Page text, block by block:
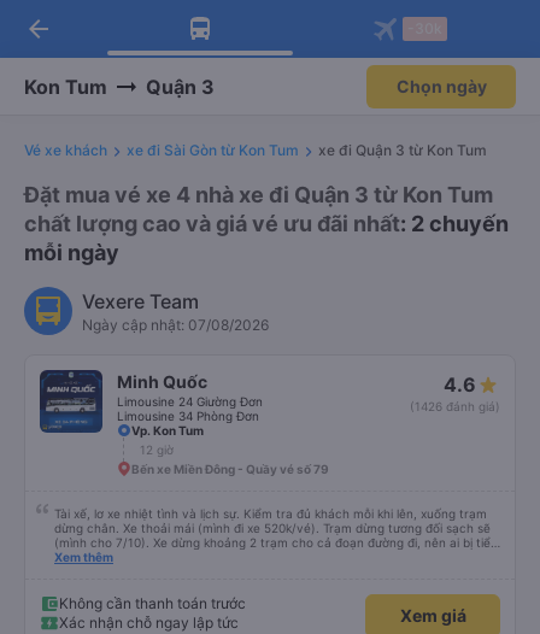
Tải app Vexere ngay!
Nhận ưu đãi thành viên độc
Mở app
Tải app Vexere
-30k/ghế khi đặt vé máy bay qua
Mở app
arrow_back
Kon Tum Quận 3 Chọn ngày
Vé xe khách xe đi Sài Gòn từ Kon Tum xe đi Quận 3 từ Kon Tum
Đặt mua vé xe 4 nhà xe đi Quận 3 từ Kon Tum
chất lượng cao và giá vé ưu đãi nhất: 2 chuyến
mỗi ngày
Vexere Team
Ngày cập nhật: 07/08/2026
Minh Quốc
Limousine 24 Giường Đơn
Limousine 34 Phòng Đơn
4.6
(1426 đánh giá)
Vp. Kon Tum
12 giờ
Bến xe Miền Đông - Quầy vé số 79
Tài xế, lơ xe nhiệt tình và lịch sự. Kiểm tra đủ khách mỗi khi lên, xuống trạm
dừng chân. Xe thoải mái (mình đi xe 520k/vé). Trạm dừng tương đối sạch sẽ
(mình cho 7/10). Xe dừng khoảng 2 trạm cho cả đoạn đường đi, nên ai bị tiểu
nhiều thì trước khi khởi hành ráng đừng uống nhiều nước nha. Giờ khởi hành
Xem thêm
Không cần thanh toán trước
Xác nhận chỗ ngay lập tức
Xem giá